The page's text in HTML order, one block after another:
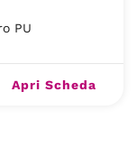
PU
Apri Scheda